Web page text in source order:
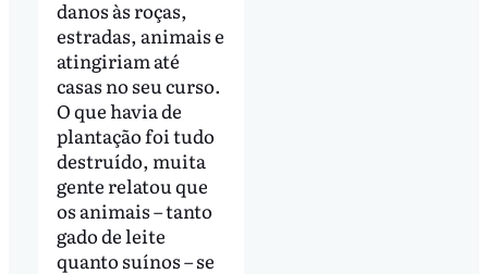
danos às roças,
estradas, animais e
atingiriam até
casas no seu curso.
O que havia de
plantação foi tudo
destruído, muita
gente relatou que
os animais – tanto
gado de leite
quanto suínos – se